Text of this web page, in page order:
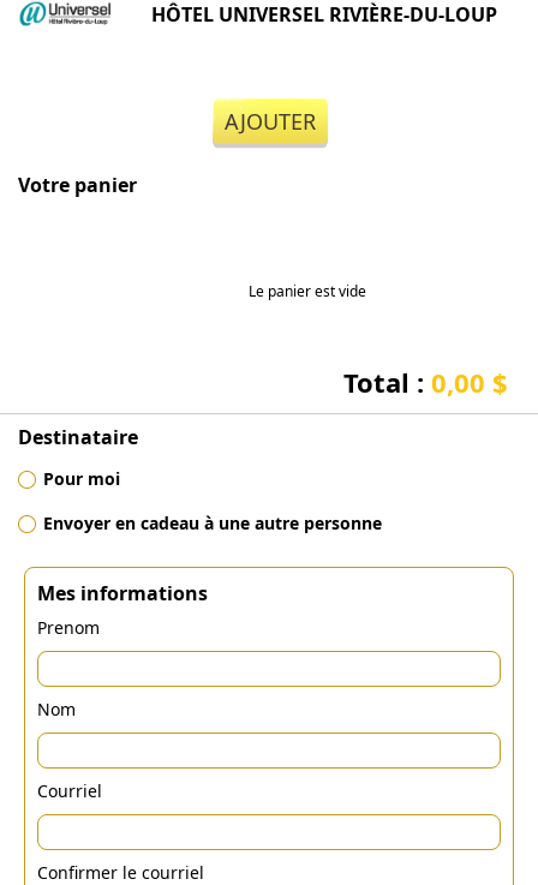
HÔTEL UNIVERSEL RIVIÈRE-DU-LOUP
AJOUTER
Votre panier
Le panier est vide
Total : 0,00 $
Destinataire
Pour moi
Envoyer en cadeau à une autre personne
Mes informations
Prenom
Nom
Courriel
Confirmer le courriel